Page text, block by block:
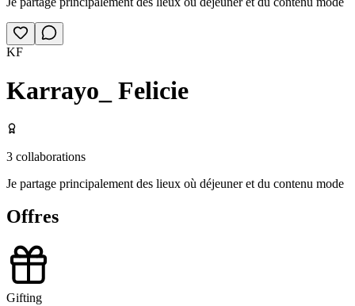
KF
Karrayo_ Felicie
3 collaborations
Je partage principalement des lieux où déjeuner et du contenu mode
Offres
Gifting